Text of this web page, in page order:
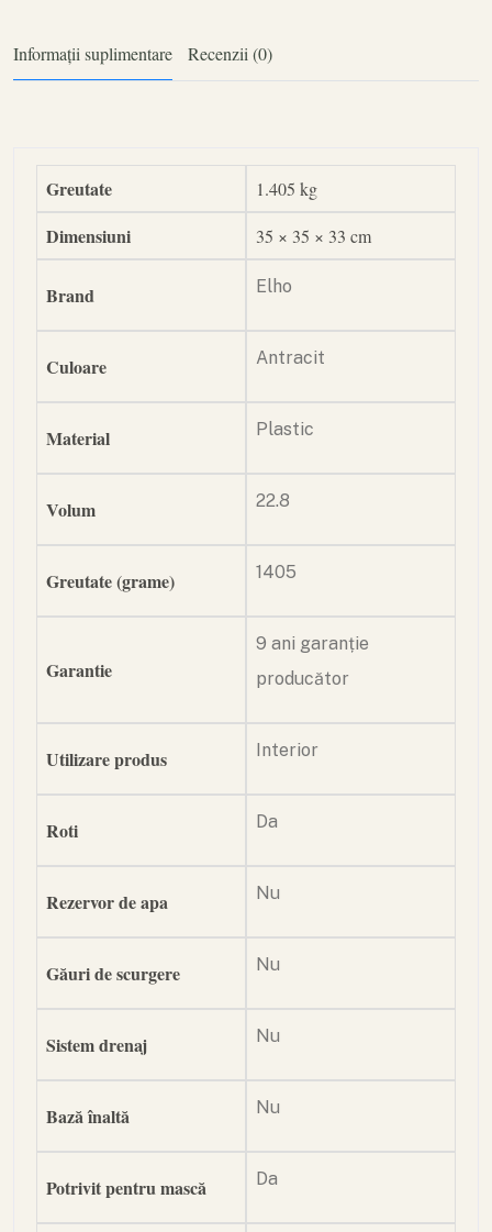
Informații suplimentare Recenzii (0)
Greutate 1.405 kg
Dimensiuni 35 × 35 × 33 cm
Brand Elho
Culoare Antracit
Material Plastic
Volum 22.8
Greutate (grame) 1405
Garantie
9 ani garanție
producător
Utilizare produs Interior
Roti Da
Rezervor de apa Nu
Găuri de scurgere Nu
Sistem drenaj Nu
Bază înaltă Nu
Potrivit pentru mască Da